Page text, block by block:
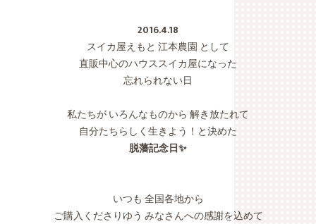
2016.4.18
スイカ屋えもと 江本農園 として
直販中心のハウススイカ屋になった
忘れられない日
私たちが いろんなものから 解き放たれて
自分たちらしく生きよう！と決めた
脱藩記念日✨
いつも 全国各地から
ご購入くださりゆう みなさんへの感謝を込めて